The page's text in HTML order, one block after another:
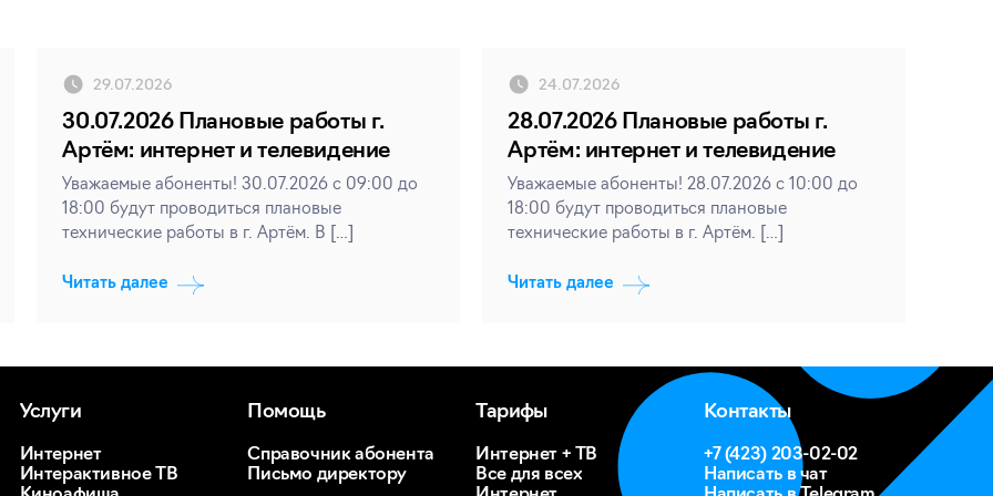
29.07.2026
30.07.2026 Плановые работы г.
Артём: интернет и телевидение
Уважаемые абоненты! 30.07.2026 с 09:00 до
18:00 будут проводиться плановые
технические работы в г. Артём. В […]
Читать далее
24.07.2026
28.07.2026 Плановые работы г.
Артём: интернет и телевидение
Уважаемые абоненты! 28.07.2026 с 10:00 до
18:00 будут проводиться плановые
технические работы в г. Артём. […]
Читать далее
Услуги
Интернет
Интерактивное ТВ
Помощь
Справочник абонента
Письмо директору
Тарифы
Интернет + ТВ
Все для всех
Контакты
+7 (423) 203-02-02
Написать в чат